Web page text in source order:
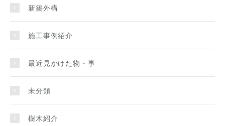
新築外構
施工事例紹介
最近見かけた物・事
未分類
樹木紹介